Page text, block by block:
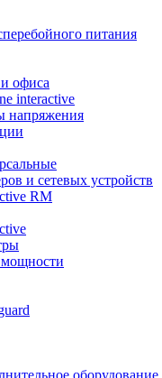
питания
офиса
interactive
напряжения
и сетевых устройств
RM